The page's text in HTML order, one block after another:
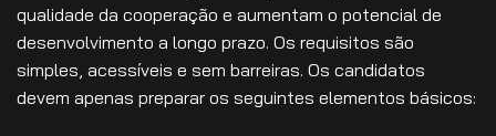
qualidade da cooperação e aumentam o potencial de
desenvolvimento a longo prazo. Os requisitos são
simples, acessíveis e sem barreiras. Os candidatos
devem apenas preparar os seguintes elementos básicos: